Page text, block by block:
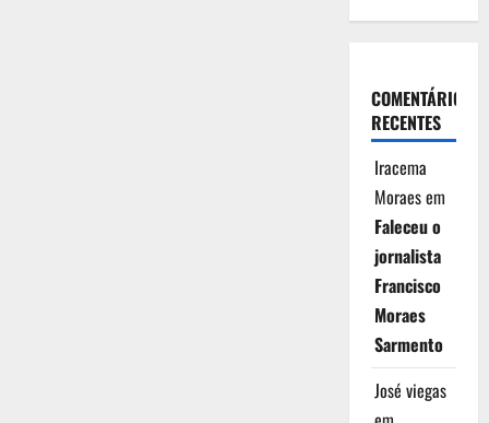
COMENTÁRIOS
RECENTES
Iracema
Moraesem
Faleceu o
jornalista
Francisco
Moraes
Sarmento
José viegas